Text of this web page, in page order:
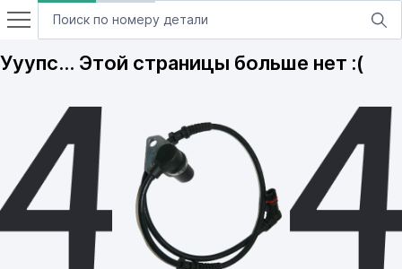
Ууупс… Этой страницы больше нет :(